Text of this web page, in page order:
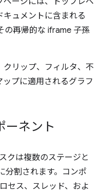
ュメントに含まれる
の再帰的な iframe 子孫
リップ、フィルタ、不
プに適用されるグラフ
ーネント
クは複数のステージと
分割されます。コンポ
セス、スレッド、およ